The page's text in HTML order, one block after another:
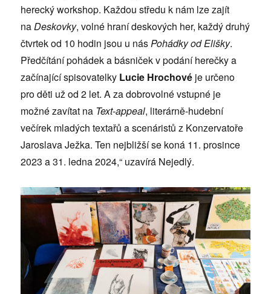
herecký workshop. Každou středu k nám lze zajít
naDeskovky, volné hraní deskových her, každý druhý
čtvrtek od 10 hodin jsou u násPohádky od Elišky.
Předčítání pohádek a básniček v podání herečky a
začínající spisovatelky Lucie Hrochové je určeno
pro děti už od 2 let. A za dobrovolné vstupné je
možné zavítat na Text-appeal, literárně-hudební
večírek mladých textařů a scenáristů z Konzervatoře
Jaroslava Ježka. Ten nejbližší se koná 11. prosince
2023 a 31. ledna 2024,“ uzavírá Nejedlý.